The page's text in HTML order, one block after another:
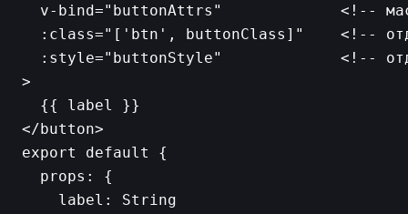
v-bind="buttonAttrs"             <!--
:class="['btn', buttonClass]"    <!--
:style="buttonStyle"             <!--
>
  {{ label }}
export default {
  props: {
    label: String